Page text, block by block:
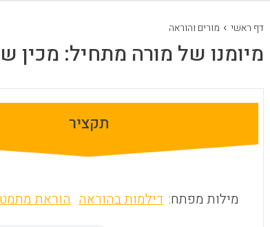
דף ראשי › מורים והוראה
מיומנו של מורה מתחיל: מכין
תקציר
מילות מפתח: דילמות בהוראה הוראת